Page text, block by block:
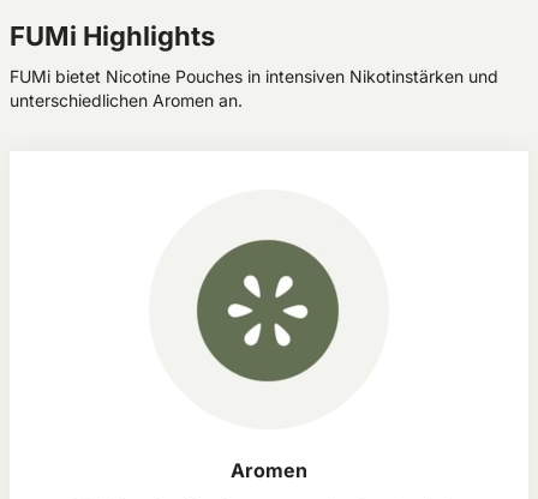
FUMi Highlights
FUMi bietet Nicotine Pouches in intensiven Nikotinstärken und
unterschiedlichen Aromen an.
Aromen